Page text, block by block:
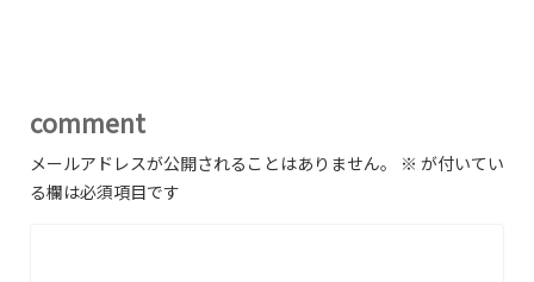
comment
メールアドレスが公開されることはありません。 ※ が付いてい
る欄は必須項目です